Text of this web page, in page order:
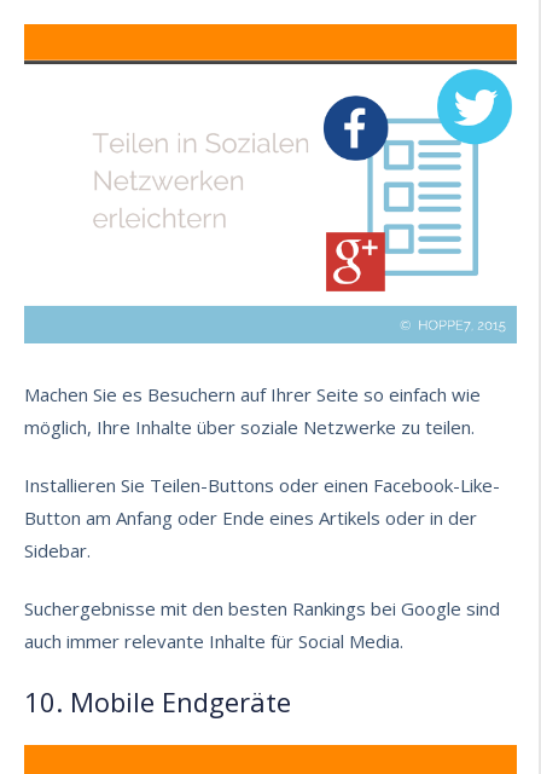
Machen Sie es Besuchern auf Ihrer Seite so einfach wie
möglich, Ihre Inhalte über soziale Netzwerke zu teilen.
Installieren Sie Teilen-Buttons oder einen Facebook-Like-
Button am Anfang oder Ende eines Artikels oder in der
Sidebar.
Suchergebnisse mit den besten Rankings bei Google sind
auch immer relevante Inhalte für Social Media.
10. Mobile Endgeräte